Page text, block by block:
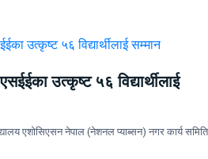
उत्कृष्ट ५६ विद्यार्थीलाई
एशोसिएसन नेपाल (नेशनल प्याब्सन) नगर कार्य समिति